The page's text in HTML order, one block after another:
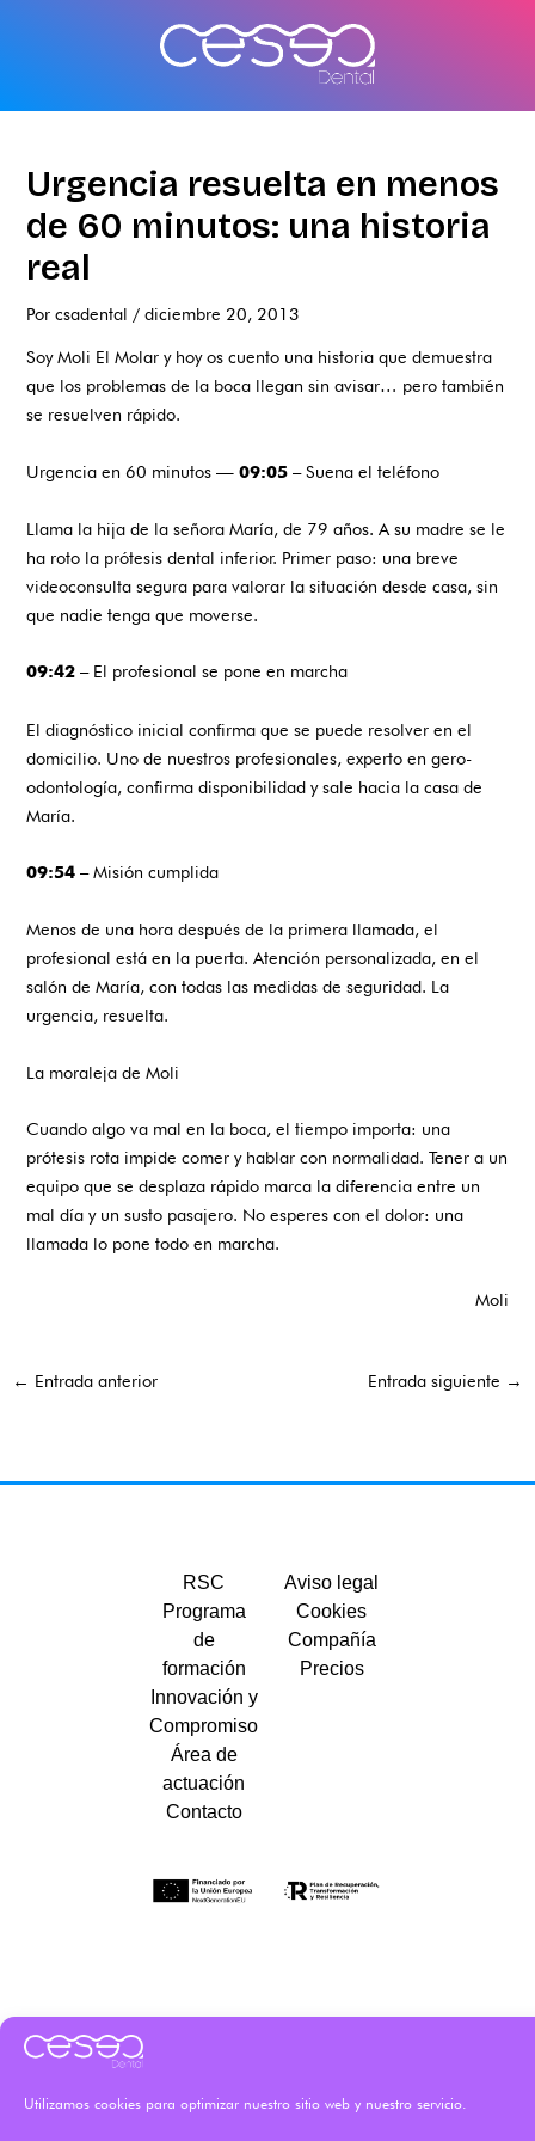
Utilizamos cookies para optimizar nuestro sitio web y nuestro servicio.
Urgencia resuelta en menos
de 60 minutos: una historia
real
Porcsadental /diciembre 20, 2013
Soy Moli El Molar y hoy os cuento una historia que demuestra
que los problemas de la boca llegan sin avisar… pero también
se resuelven rápido.
Urgencia en 60 minutos —09:05 – Suena el teléfono
Llama la hija de la señora María, de 79 años. A su madre se le
ha roto la prótesis dental inferior. Primer paso: una breve
videoconsulta segura para valorar la situación desde casa, sin
que nadie tenga que moverse.
09:42 – El profesional se pone en marcha
El diagnóstico inicial confirma que se puede resolver en el
domicilio. Uno de nuestros profesionales, experto en gero-
odontología, confirma disponibilidad y sale hacia la casa de
María.
09:54 – Misión cumplida
Menos de una hora después de la primera llamada, el
profesional está en la puerta. Atención personalizada, en el
salón de María, con todas las medidas de seguridad. La
urgencia, resuelta.
La moraleja de Moli
Cuando algo va mal en la boca, el tiempo importa: una
prótesis rota impide comer y hablar con normalidad. Tener a un
equipo que se desplaza rápido marca la diferencia entre un
mal día y un susto pasajero. No esperes con el dolor: una
llamada lo pone todo en marcha.
Moli
← Entrada anterior Entrada siguiente →
RSC
Programa
de
formación
Innovación y
Compromiso
Área de
actuación
Contacto
Aviso legal
Cookies
Compañía
Precios